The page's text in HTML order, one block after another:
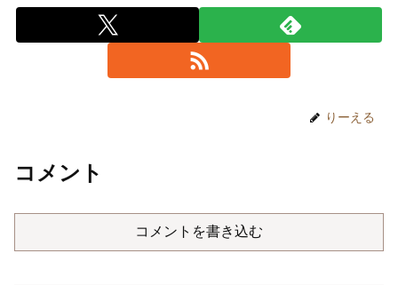
りーえる
コメント
コメントを書き込む